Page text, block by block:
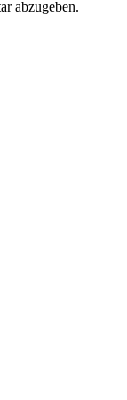
abzugeben.